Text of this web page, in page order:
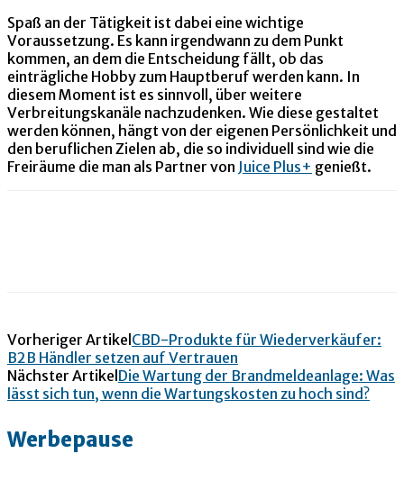
Spaß an der Tätigkeit ist dabei eine wichtige
Voraussetzung. Es kann irgendwann zu dem Punkt
kommen, an dem die Entscheidung fällt, ob das
einträgliche Hobby zum Hauptberuf werden kann. In
diesem Moment ist es sinnvoll, über weitere
Verbreitungskanäle nachzudenken. Wie diese gestaltet
werden können, hängt von der eigenen Persönlichkeit und
den beruflichen Zielen ab, die so individuell sind wie die
Freiräume die man als Partner von Juice Plus+ genießt.
Vorheriger ArtikelCBD-Produkte für Wiederverkäufer:
B2B Händler setzen auf Vertrauen
Nächster ArtikelDie Wartung der Brandmeldeanlage: Was
lässt sich tun, wenn die Wartungskosten zu hoch sind?
Werbepause